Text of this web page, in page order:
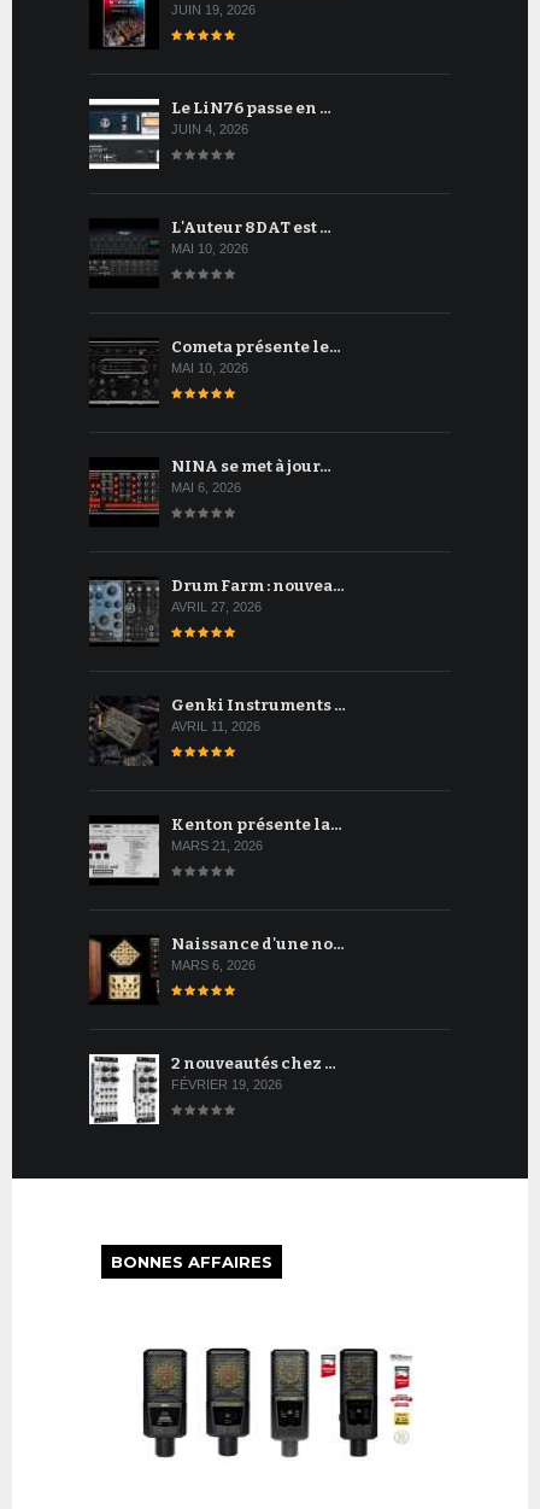
JUIN 19, 2026
Le LiN76 passe en …
JUIN 4, 2026
L'Auteur 8DAT est …
MAI 10, 2026
Cometa présente le…
MAI 10, 2026
NINA se met à jour…
MAI 6, 2026
Drum Farm : nouvea…
AVRIL 27, 2026
Genki Instruments …
AVRIL 11, 2026
Kenton présente la…
MARS 21, 2026
Naissance d'une no…
MARS 6, 2026
2 nouveautés chez …
FÉVRIER 19, 2026
BONNES AFFAIRES